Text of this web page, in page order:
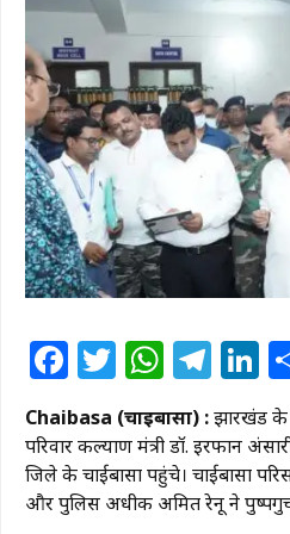
Facebook
Twitter
Chaibasa (चाईबासा) :झारखंड के
परिवार कल्याण मंत्री डॉ. इरफान
जिले के चाईबासा पहुंचे। चाईबासा
और पुलिस अधीक्षक अमित रेनू ने